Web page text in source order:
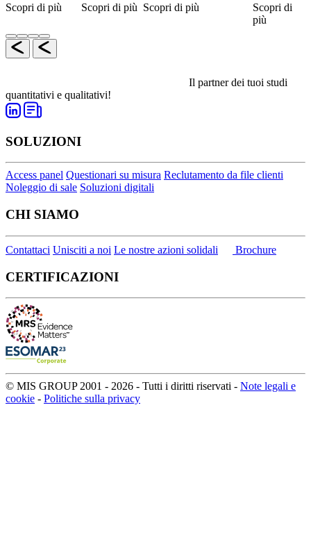
Scopri di più
Scopri di più Scopri di più
Scopri di
più
Il partner dei tuoi studi
quantitativi e qualitativi!
SOLUZIONI
Access panel Questionari su misura Reclutamento da file clienti
Noleggio di sale Soluzioni digitali
CHI SIAMO
Contattaci Unisciti a noi Le nostre azioni solidali Brochure
CERTIFICAZIONI
© MIS GROUP 2001 - 2026 - Tutti i diritti riservati - Note legali e
cookie - Politiche sulla privacy